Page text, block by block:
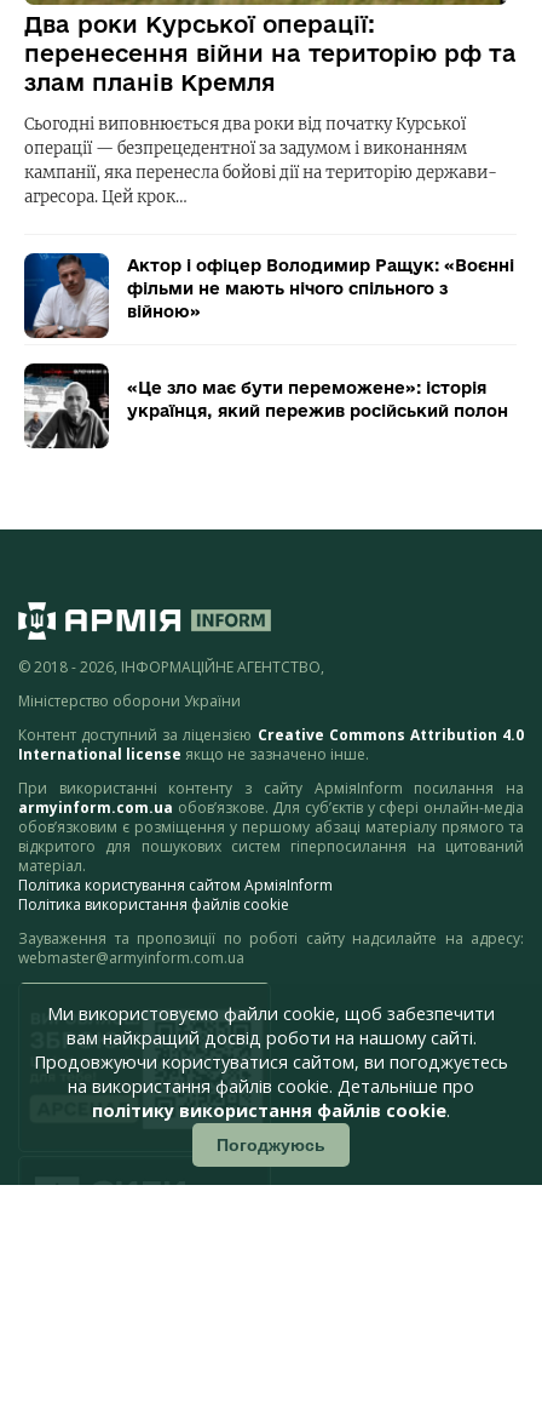
Два роки Курської операції:
перенесення війни на територію рф та
злам планів Кремля
Сьогодні виповнюється два роки від початку Курської
операції — безпрецедентної за задумом і виконанням
кампанії, яка перенесла бойові дії на територію держави-
агресора. Цей крок…
Актор і офіцер Володимир Ращук: «Воєнні
фільми не мають нічого спільного з
війною»
«Це зло має бути переможене»: історія
українця, який пережив російський полон
© 2018 - 2026, ІНФОРМАЦІЙНЕ АГЕНТСТВО,
Міністерство оборони України
Контент доступний за ліцензією Creative Commons Attribution 4.0
International license якщо не зазначено інше.
При використанні контенту з сайту АрміяInform посилання на
armyinform.com.ua обов’язкове. Для суб’єктів у сфері онлайн-медіа
обов’язковим є розміщення у першому абзаці матеріалу прямого та
відкритого для пошукових систем гіперпосилання на цитований
матеріал.
Політика користування сайтом АрміяInform
Політика використання файлів cookie
Зауваження та пропозиції по роботі сайту надсилайте на адресу:
webmaster@armyinform.com.ua
Ми використовуємо файли cookie, щоб забезпечити
вам найкращий досвід роботи на нашому сайті.
Продовжуючи користуватися сайтом, ви погоджуєтесь
на використання файлів cookie. Детальніше про
політику використання файлів cookie.
Погоджуюсь